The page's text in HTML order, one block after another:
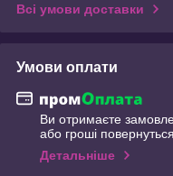
Всі умови доставки
Умови оплати
Ви отримаєте
або гроші
Детальніше